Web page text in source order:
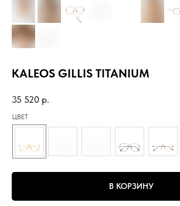
KALEOS GILLIS TITANIUM
35 520 р.
ЦВЕТ
В КОРЗИНУ